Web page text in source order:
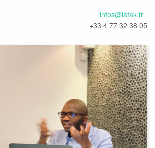
infos@lafak.fr
+33 4 77 32 38 05